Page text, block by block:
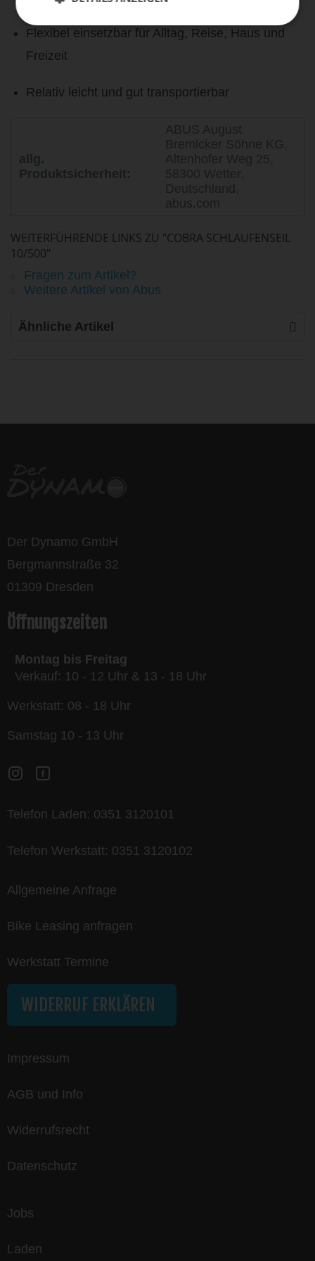
Flexibel einsetzbar für Alltag, Reise, Haus und
Freizeit
Relativ leicht und gut transportierbar
allg.
Produktsicherheit:
ABUS August
Bremicker Söhne KG,
Altenhofer Weg 25,
58300 Wetter,
Deutschland,
abus.com
WEITERFÜHRENDE LINKS ZU "COBRA SCHLAUFENSEIL
10/500"
Fragen zum Artikel?
Weitere Artikel von Abus
Ähnliche Artikel
Der Dynamo GmbH
Bergmannstraße 32
01309 Dresden
Öffnungszeiten
Montag bis Freitag
Verkauf: 10 - 12 Uhr & 13 - 18 Uhr
Werkstatt: 08 - 18 Uhr
Samstag 10 - 13 Uhr
Telefon Laden: 0351 3120101
Telefon Werkstatt: 0351 3120102
Allgemeine Anfrage
Bike Leasing anfragen
Werkstatt Termine
WIDERRUF ERKLÄREN
Impressum
AGB und Info
Widerrufsrecht
Datenschutz
Jobs
Laden